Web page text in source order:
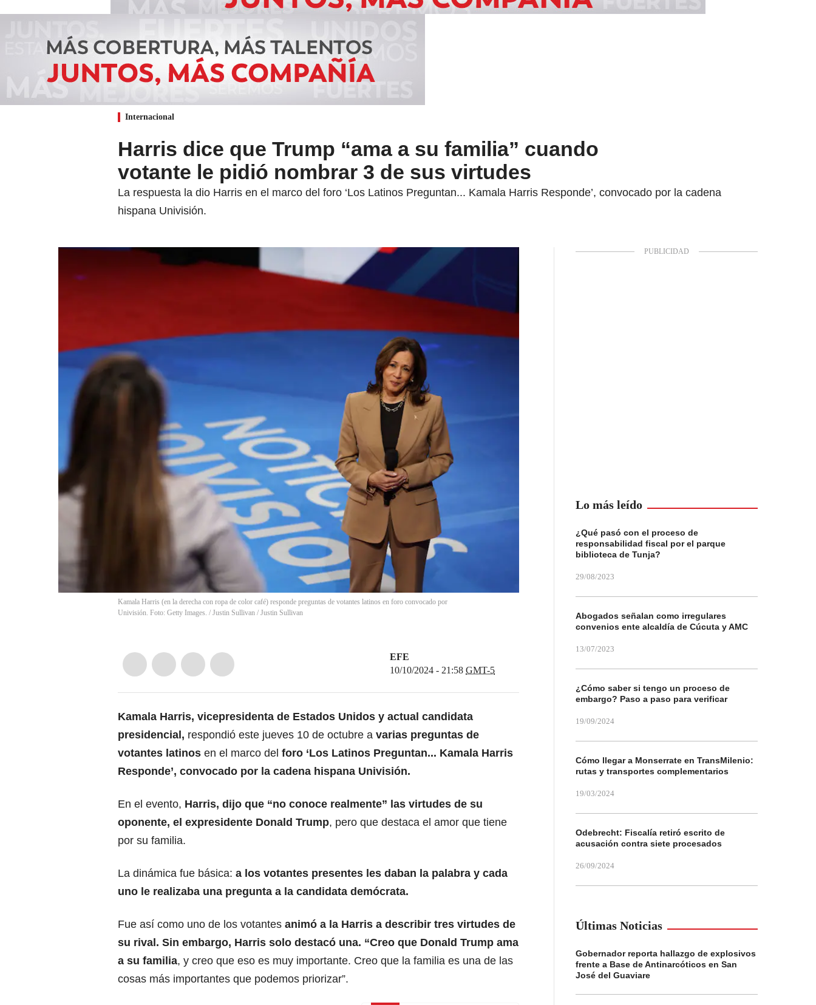
Internacional
Harris dice que Trump “ama a su familia” cuando
votante le pidió nombrar 3 de sus virtudes
La respuesta la dio Harris en el marco del foro ‘Los Latinos Preguntan... Kamala Harris Responde’, convocado por la cadena
hispana Univisión.
Kamala Harris (en la derecha con ropa de color café) responde preguntas de votantes latinos en foro convocado por
Univisión. Foto: Getty Images. / Justin Sullivan / Justin Sullivan
EFE
10/10/2024 - 21:58 GMT-5
Kamala Harris, vicepresidenta de Estados Unidos y actual candidata
presidencial, respondió este jueves 10 de octubre a varias preguntas de
votantes latinos en el marco del foro ‘Los Latinos Preguntan... Kamala Harris
Responde’, convocado por la cadena hispana Univisión.
En el evento, Harris, dijo que “no conoce realmente” las virtudes de su
oponente, el expresidente Donald Trump, pero que destaca el amor que tiene
por su familia.
La dinámica fue básica: a los votantes presentes les daban la palabra y cada
uno le realizaba una pregunta a la candidata demócrata.
Fue así como uno de los votantes animó a la Harris a describir tres virtudes de
su rival. Sin embargo, Harris solo destacó una. “Creo que Donald Trump ama
a su familia, y creo que eso es muy importante. Creo que la familia es una de las
cosas más importantes que podemos priorizar”.
Lo más leído
¿Qué pasó con el proceso de
responsabilidad fiscal por el parque
biblioteca de Tunja?
29/08/2023
Abogados señalan como irregulares
convenios ente alcaldía de Cúcuta y AMC
13/07/2023
¿Cómo saber si tengo un proceso de
embargo? Paso a paso para verificar
19/09/2024
Cómo llegar a Monserrate en TransMilenio:
rutas y transportes complementarios
19/03/2024
Odebrecht: Fiscalía retiró escrito de
acusación contra siete procesados
26/09/2024
Últimas Noticias
Gobernador reporta hallazgo de explosivos
frente a Base de Antinarcóticos en San
José del Guaviare